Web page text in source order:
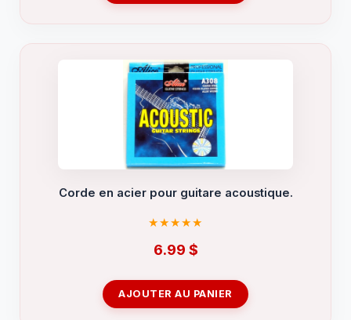
Corde en acier pour guitare acoustique.
6.99 $
AJOUTER AU PANIER